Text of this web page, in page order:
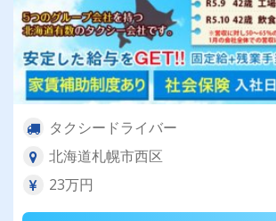
タクシードライバー
北海道札幌市西区
23万円